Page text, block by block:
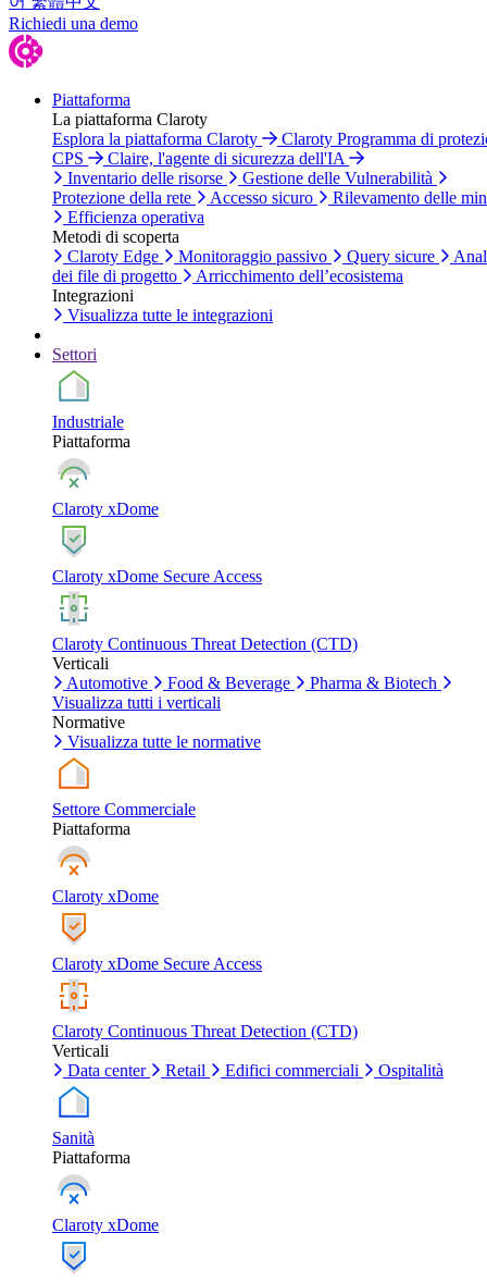
Richiedi una demo
Piattaforma
La piattaforma Claroty
Esplora la piattaforma Claroty
Claroty Programma di
CPS
Claire, l'agente di sicurezza dell'IA
Inventario delle risorse
Gestione delle Vulnerabilità
Protezione della rete
Accesso sicuro
Rilevamento delle
Efficienza operativa
Metodi di scoperta
Claroty Edge
Monitoraggio passivo Query sicure
dei file di progetto
Arricchimento dell’ecosistema
Integrazioni
Visualizza tutte le integrazioni
Settori
Industriale
Piattaforma
Claroty xDome
Claroty xDome Secure Access
Claroty Continuous Threat Detection (CTD)
Verticali
Automotive
Food & Beverage
Pharma & Biotech
Visualizza tutti i verticali
Normative
Visualizza tutte le normative
Settore Commerciale
Piattaforma
Claroty xDome
Claroty xDome Secure Access
Claroty Continuous Threat Detection (CTD)
Verticali
Data center
Retail Edifici commerciali Ospitalità
Sanità
Piattaforma
Claroty xDome